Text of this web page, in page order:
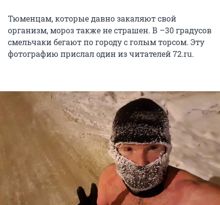
Тюменцам, которые давно закаляют свой
организм, мороз также не страшен. В –30 градусов
смельчаки бегают по городу с голым торсом. Эту
фотографию прислал один из читателей 72.ru.